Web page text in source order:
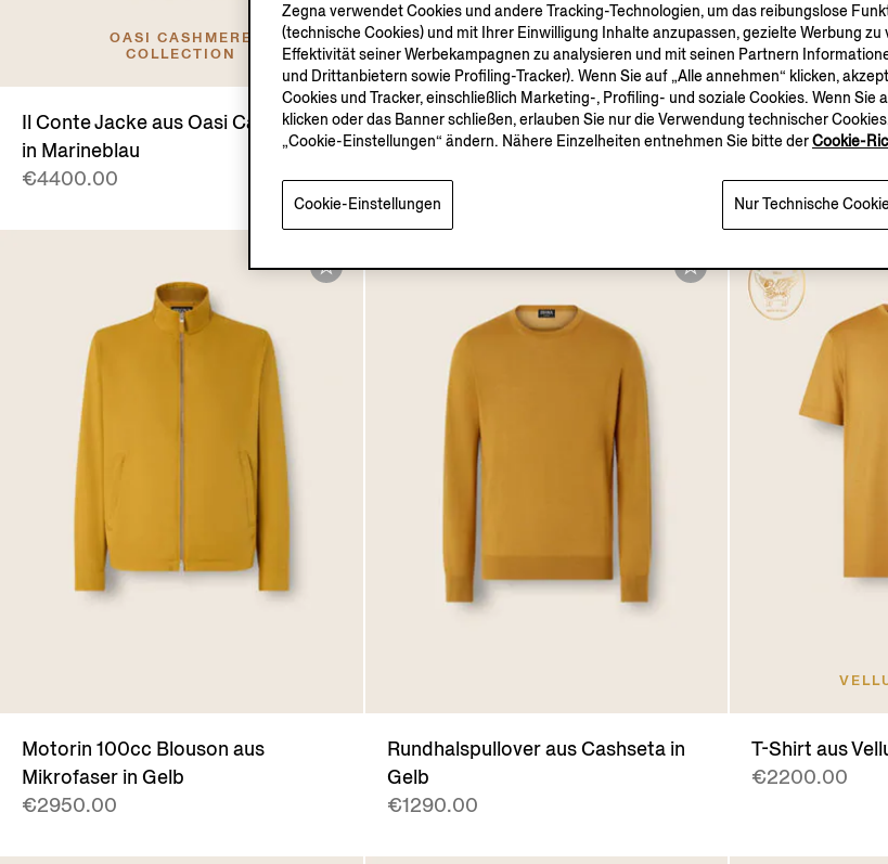
OASI CASHMERE
COLLECTION
Il Conte Jacke aus Oasi Cashmere
in Marineblau
€4400.00
Roccia Jeans aus Baumwolle mit
Stone-Washed-Effekt in
Dunkelgrau
€950.00
Poloshirt aus
Marineblau
€1390.00
Motorin 100cc Blouson aus
Mikrofaser in Gelb
€2950.00
Rundhalspullover aus Cashseta in
Gelb
€1290.00
T-Shirt aus
€2200.00
Zegna verwendet Cookies und andere Tracking-Technologien, um das reibungslose
(technische Cookies) und mit Ihrer Einwilligung Inhalte anzupassen, gezielte Werbung
Effektivität seiner Werbekampagnen zu analysieren und mit seinen Partnern
und Drittanbietern sowie Profiling-Tracker). Wenn Sie auf „Alle annehmen“ klicken,
Cookies und Tracker, einschließlich Marketing-, Profiling- und soziale Cookies. Wenn Sie
klicken oder das Banner schließen, erlauben Sie nur die Verwendung technischer
„Cookie-Einstellungen“ ändern. Nähere Einzelheiten entnehmen Sie bitte derCookie-
Nur Technische
Cookie-Einstellungen